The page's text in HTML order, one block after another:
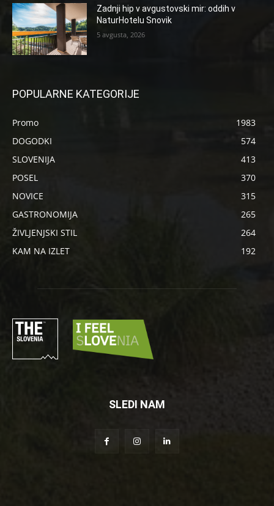
Zadnji hip v avgustovski mir: oddih v
NaturHotelu Snovik
5 avgusta, 2026
POPULARNE KATEGORIJE
Promo
1983
DOGODKI
574
SLOVENIJA
413
POSEL
370
NOVICE
315
GASTRONOMIJA
265
ŽIVLJENJSKI STIL
264
KAM NA IZLET
192
SLEDI NAM